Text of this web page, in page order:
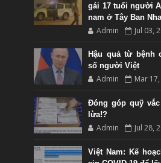
gái 17 tuổi người
nam ở Tây Ban
Admin Jul 03,
Hậu quả từ bệnh
số người Việt
Admin Mar
Đóng góp quỹ
lừa!?
Admin Jul 28,
Việt Nam: Kế